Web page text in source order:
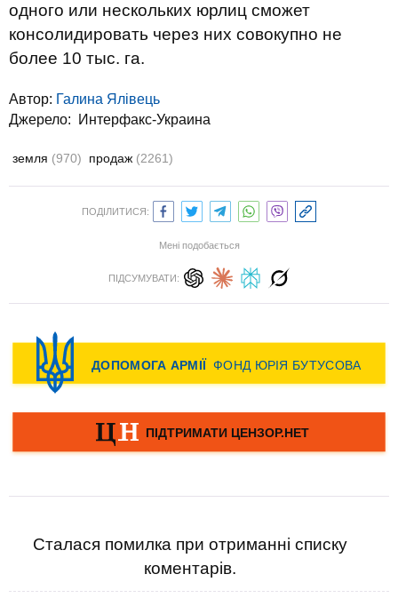
одного или нескольких юрлиц сможет
консолидировать через них совокупно не
более 10 тыс. га.
Автор: Галина Ялівець
Джерело:
Интерфакс-Украина
земля (970) продаж (2261)
ПОДІЛИТИСЯ:
Мені подобається
ПІДСУМУВАТИ:
Сталася помилка при отриманні списку
коментарів.